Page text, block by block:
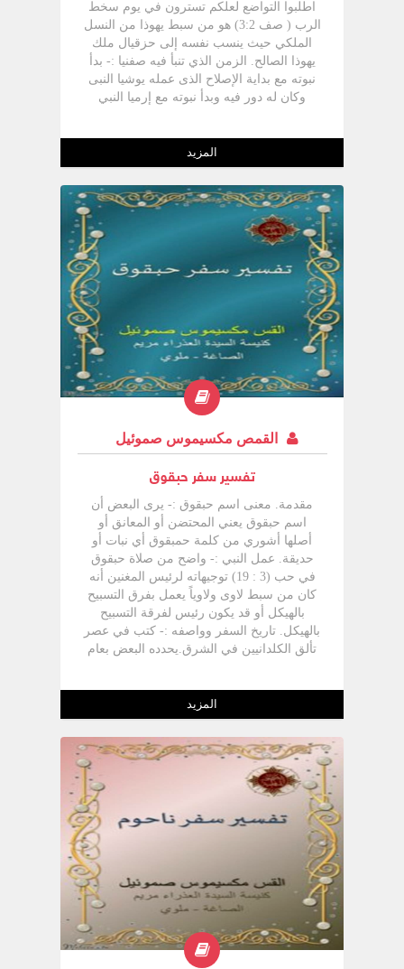
اطلبوا التواضع لعلكم تسترون في يوم سخط
الرب ( صف 3:2) هو من سبط يهوذا من النسل
الملكي حيث ينسب نفسه إلى حزقيال ملك
يهوذا الصالح. الزمن الذي تنبأ فيه صفنيا :- بدأ
نبوته مع بداية الإصلاح الذى عمله يوشيا النبى
وكان له دور فيه وبدأ نبوته مع إرميا النبي
الظرف المحيطة بالنبوة :- بداية الإصلاح الذي
عمله يوشيا الملك الصالح لأن بعد حزقيا الملك
جاء ملكين ساعدوا على العبادة الوثنية، فلما
جاء يوشيا رمم الهيكل وأزال العبادة الوثنية
وأشرف على ذلك بنفسه، لكن تأثير ذلك على
الشعب كان كالآتي :- معظم الشعب فرح
بالإصلاح خارجيا أي بوجود الهيكل في وسطهم
كمصدر أمان لهم من أي عدو دون إصلاح قلبهم
الداخلي. قلة قليلة أمينة تطلب مجد الله
وكانت موضع سخرية الفئة الأولى. كان هناك
قبل إصلاحات يوشيا ظلم اجتماعي واستبعاد
المزيد
القمص مكسيموس صموئيل
تفسير سفر حبقوق
مقدمة. معنى اسم حبقوق :- يرى البعض أن
اسم حبقوق يعني المحتضن أو المعانق أو
أصلها أشوري من كلمة حمبقوق أي نبات أو
حديقة. عمل النبي :- واضح من صلاة حبقوق
في حب (3 : 19) توجيهاته لرئيس المغنين أنه
كان من سبط لاوى ولاوياً يعمل بفرق التسبيح
بالهيكل أو قد يكون رئيس لفرقة التسبيح
بالهيكل. تاريخ السفر وواصفه :- كتب في عصر
تألق الكلدانيين في الشرق.يحدده البعض بعام
أن كلامه ما قبل انتصارات الكلدانيين وسقوط
نينوى عاصمة أشور تحت أيديهم عام 612 ق.م،
ومما يؤكد كتابته في عصر الكلدانيين أن الهيكل
الموسيقية التسبيح ( حب 3 :19)وأيضاً يعلن
السفر أن الكلدانيين يصبحون قوة مرهبة (حب
1 :5 ,6 ,17)، وكان النبي معاصراً لإرميا النبي
المزيد